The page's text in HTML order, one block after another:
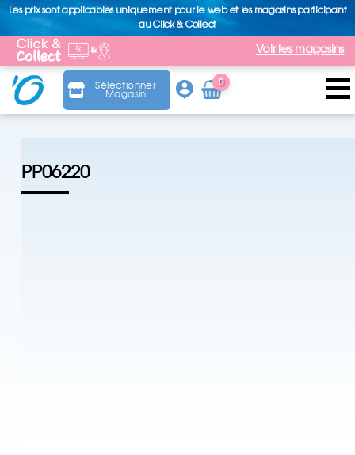
Les prix sont applicables uniquement pour le web et les magasins participant
au Click & Collect
Voir les magasins
Sélectionner
Magasin
0
Arti
cle
PP06220